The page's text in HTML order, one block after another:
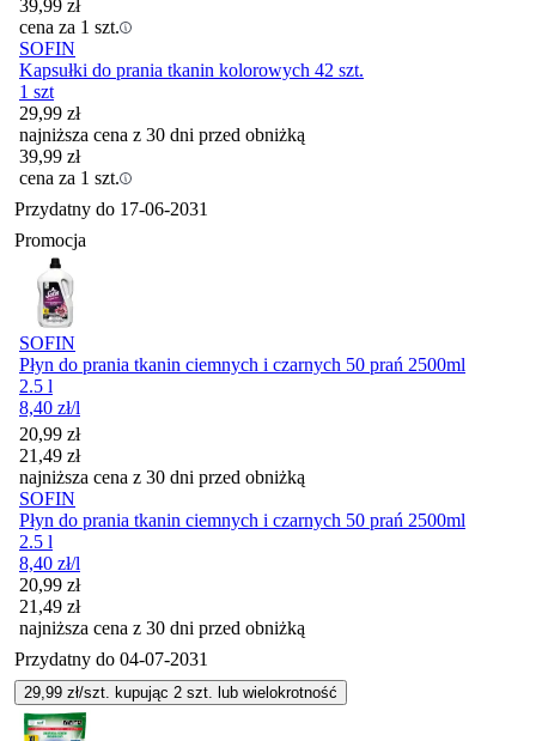
39,99 zł
cena za 1 szt.
SOFIN
Kapsułki do prania tkanin kolorowych 42 szt.
1 szt
29,99 zł
najniższa cena z 30 dni przed obniżką
39,99 zł
cena za 1 szt.
Przydatny do 17-06-2031
Promocja
SOFIN
Płyn do prania tkanin ciemnych i czarnych 50 prań 2500ml
2.5 l
8,40 zł/l
Cena promocyjna
20,99 zł
21,49 zł
najniższa cena z 30 dni przed obniżką
SOFIN
Płyn do prania tkanin ciemnych i czarnych 50 prań 2500ml
2.5 l
8,40 zł/l
Cena promocyjna
20,99 zł
21,49 zł
najniższa cena z 30 dni przed obniżką
Przydatny do 04-07-2031
29,99 zł/szt. kupując 2 szt. lub wielokrotność